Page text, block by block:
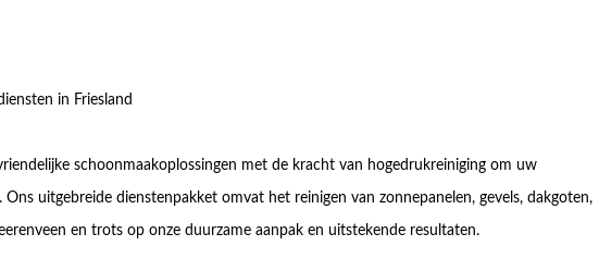
in Friesland
schoonmaakoplossingen met de kracht van hogedrukreiniging om uw
uitgebreide dienstenpakket omvat het reinigen van zonnepanelen, gevels, dakgoten,
en trots op onze duurzame aanpak en uitstekende resultaten.